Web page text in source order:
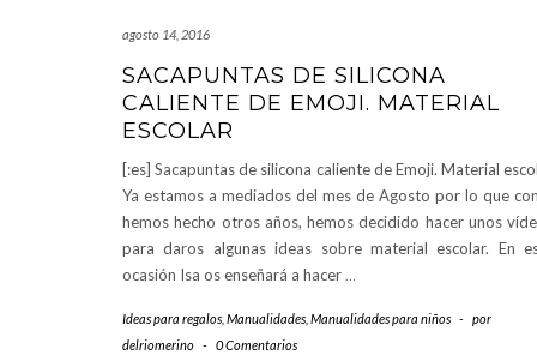
agosto 14, 2016
SACAPUNTAS DE SILICONA
CALIENTE DE EMOJI. MATERIAL
ESCOLAR
[:es] Sacapuntas de silicona caliente de Emoji. Material
Ya estamos a mediados del mes de Agosto por lo que
hemos hecho otros años, hemos decidido hacer unos
para daros algunas ideas sobre material escolar. En
ocasión Isa os enseñará a hacer…
Ideas para regalos Manualidades Manualidades para niños -
por
delriomerino - 0 Comentarios